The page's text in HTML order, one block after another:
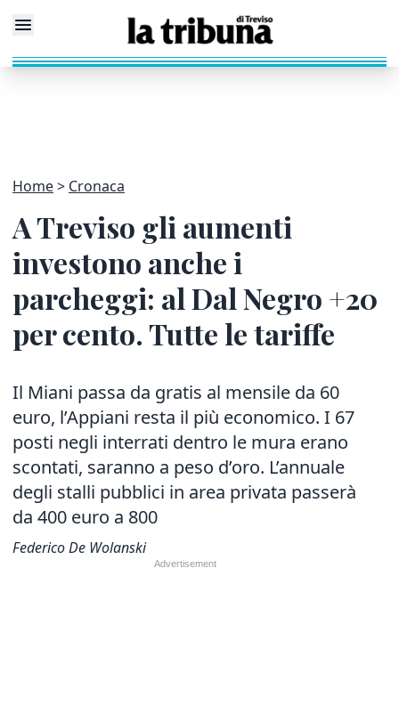
Home Cronaca
A Treviso gli aumenti
investono anche i
parcheggi: al Dal Negro +20
per cento. Tutte le tariffe
Il Miani passa da gratis al mensile da 60
euro, l’Appiani resta il più economico. I 67
posti negli interrati dentro le mura erano
scontati, saranno a peso d’oro. L’annuale
degli stalli pubblici in area privata passerà
da 400 euro a 800
Federico De Wolanski